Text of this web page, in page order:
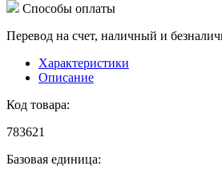
Способы оплаты
Перевод на счет, наличный и
Характеристики
Описание
Код товара:
783621
Базовая единица: